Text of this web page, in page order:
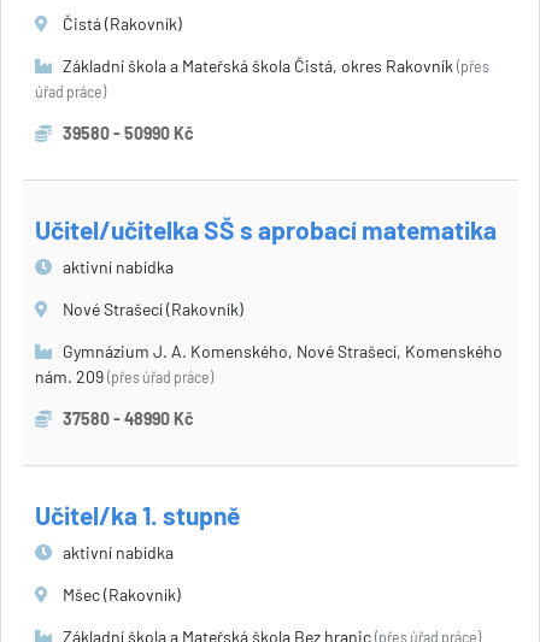
Čistá (Rakovník)
Základní škola a Mateřská škola Čistá, okres Rakovník (přes
úřad práce)
39580 - 50990 Kč
Učitel/učitelka SŠ s aprobací matematika
aktivní nabídka
Nové Strašecí (Rakovník)
Gymnázium J. A. Komenského, Nové Strašecí, Komenského
nám. 209 (přes úřad práce)
37580 - 48990 Kč
Učitel/ka 1. stupně
aktivní nabídka
Mšec (Rakovník)
Základní škola a Mateřská škola Bez hranic (přes úřad práce)